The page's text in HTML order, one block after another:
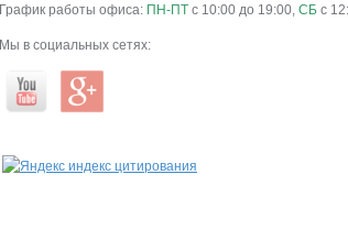
График работы офиса: ПН-ПТ с 10:00 до 19:00, СБ с
Мы в социальных сетях: